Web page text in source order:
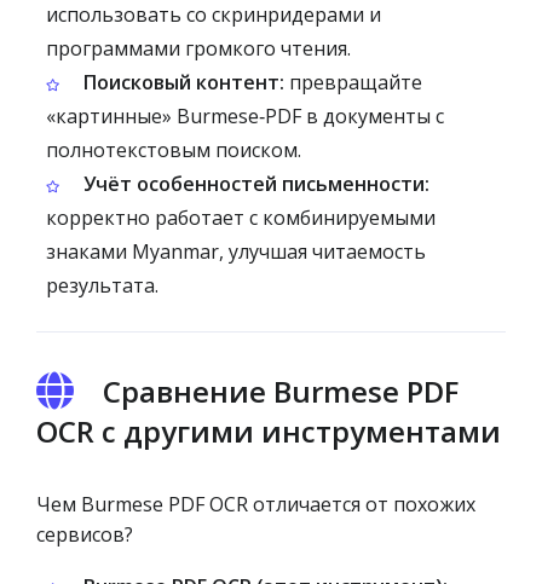
использовать со скринридерами и
программами громкого чтения.
Поисковый контент: превращайте
«картинные» Burmese‑PDF в документы с
полнотекстовым поиском.
Учёт особенностей письменности:
корректно работает с комбинируемыми
знаками Myanmar, улучшая читаемость
результата.
Сравнение Burmese PDF
OCR с другими инструментами
Чем Burmese PDF OCR отличается от похожих
сервисов?